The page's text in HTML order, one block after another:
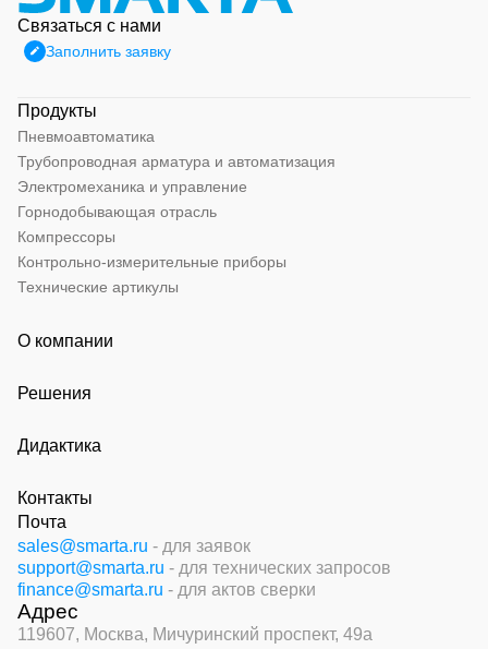
Связаться с нами
Заполнить заявку
Продукты
Пневмоавтоматика
Трубопроводная арматура и автоматизация
Электромеханика и управление
Горнодобывающая отрасль
Компрессоры
Контрольно-измерительные приборы
Технические артикулы
О компании
Решения
Дидактика
Контакты
Почта
sales@smarta.ru - для заявок
support@smarta.ru - для технических запросов
finance@smarta.ru - для актов сверки
Адрес
119607, Москва, Мичуринский проспект, 49а